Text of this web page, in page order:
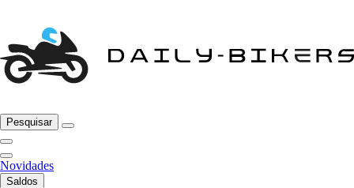
Pesquisar
Novidades
Saldos